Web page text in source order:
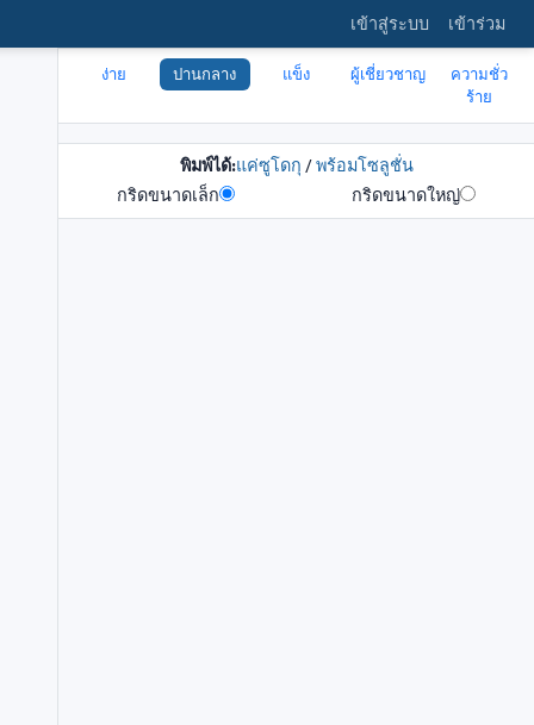
เข้าสู่ระบบ เข้าร่วม
ง่าย ปานกลาง แข็ง ผู้เชี่ยวชาญ
ความชั่ว
ร้าย
พิมพ์ได้:แค่ซูโดกุ /พร้อมโซลูชั่น
กริดขนาดเล็ก
กริดขนาดใหญ่